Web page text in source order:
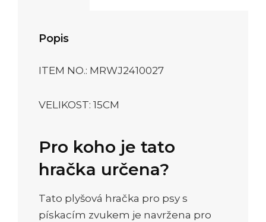
Popis
ITEM NO.: MRWJ2410027
VELIKOST: 15CM
Pro koho je tato
hračka určena?
Tato plyšová hračka pro psy s
pískacím zvukem je navržena pro